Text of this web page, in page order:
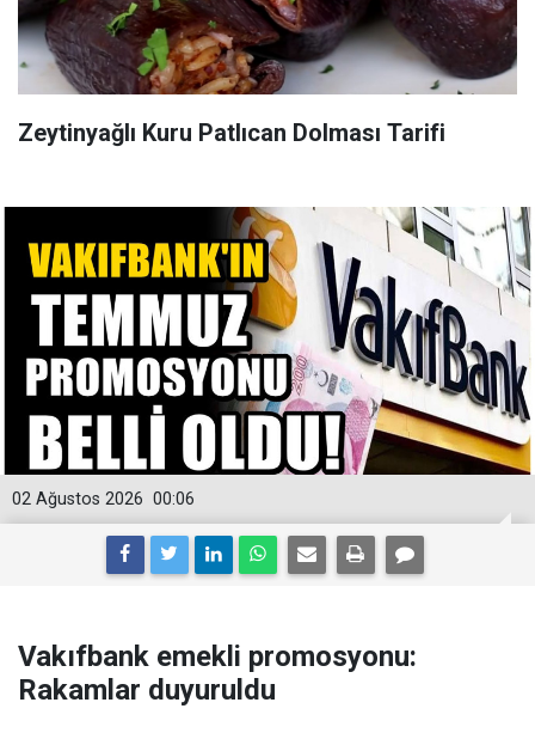
Zeytinyağlı Kuru Patlıcan Dolması Tarifi
00:06
02 Ağustos 2026
Vakıfbank emekli promosyonu:
Rakamlar duyuruldu